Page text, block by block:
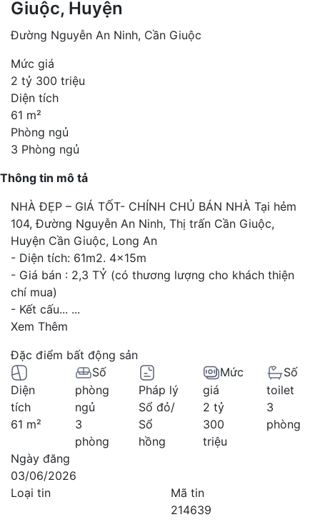
Giuộc, Huyện
Đường Nguyễn An Ninh, Cần Giuộc
Mức giá
2 tỷ 300 triệu
Diện tích
61 m²
Phòng ngủ
3 Phòng ngủ
Thông tin mô tả
NHÀ ĐẸP – GIÁ TỐT- CHÍNH CHỦ BÁN NHÀ Tại hẻm
104, Đường Nguyễn An Ninh, Thị trấn Cần Giuộc,
Huyện Cần Giuộc, Long An
- Diện tích: 61m2. 4x15m
- Giá bán : 2,3 TỶ (có thương lượng cho khách thiện
chí mua)
- Kết cấu... ...
Xem Thêm
Đặc điểm bất động sản
Diện
tích
61 m²
Số
phòng
ngủ
3
phòng
Pháp lý
Sổ đỏ/
Sổ
hồng
Mức
giá
2 tỷ
300
triệu
Số
toilet
3
phòng
Ngày đăng
03/06/2026
Loại tin
Mã tin
214639